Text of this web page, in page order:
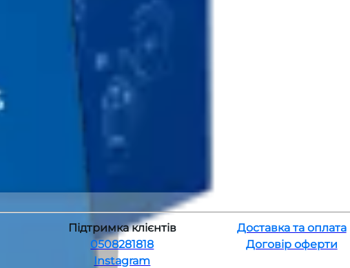
Підтримка клієнтів
0508281818
Instagram
Доставка та оплата
Договір оферти